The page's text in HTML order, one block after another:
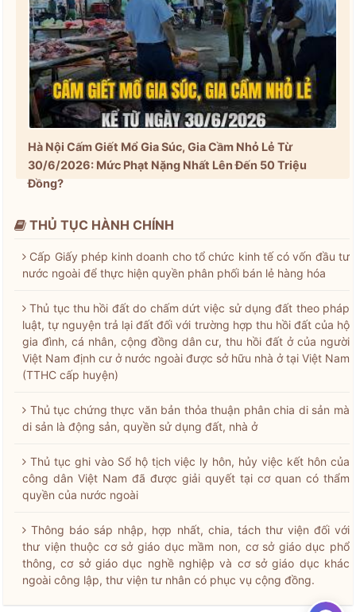
Hà Nội Cấm Giết Mổ Gia Súc, Gia Cầm Nhỏ Lẻ Từ
30/6/2026: Mức Phạt Nặng Nhất Lên Đến 50 Triệu
Đồng?
THỦ TỤC HÀNH CHÍNH
Cấp Giấy phép kinh doanh cho tổ chức kinh tế có vốn đầu tư
nước ngoài để thực hiện quyền phân phối bán lẻ hàng hóa
Thủ tục thu hồi đất do chấm dứt việc sử dụng đất theo pháp
luật, tự nguyện trả lại đất đối với trường hợp thu hồi đất của hộ
gia đình, cá nhân, cộng đồng dân cư, thu hồi đất ở của người
Việt Nam định cư ở nước ngoài được sở hữu nhà ở tại Việt Nam
(TTHC cấp huyện)
Thủ tục chứng thực văn bản thỏa thuận phân chia di sản mà
di sản là động sản, quyền sử dụng đất, nhà ở
Thủ tục ghi vào Sổ hộ tịch việc ly hôn, hủy việc kết hôn của
công dân Việt Nam đã được giải quyết tại cơ quan có thẩm
quyền của nước ngoài
Thông báo sáp nhập, hợp nhất, chia, tách thư viện đối với
thư viện thuộc cơ sở giáo dục mầm non, cơ sở giáo dục phổ
thông, cơ sở giáo dục nghề nghiệp và cơ sở giáo dục khác
ngoài công lập, thư viện tư nhân có phục vụ cộng đồng.